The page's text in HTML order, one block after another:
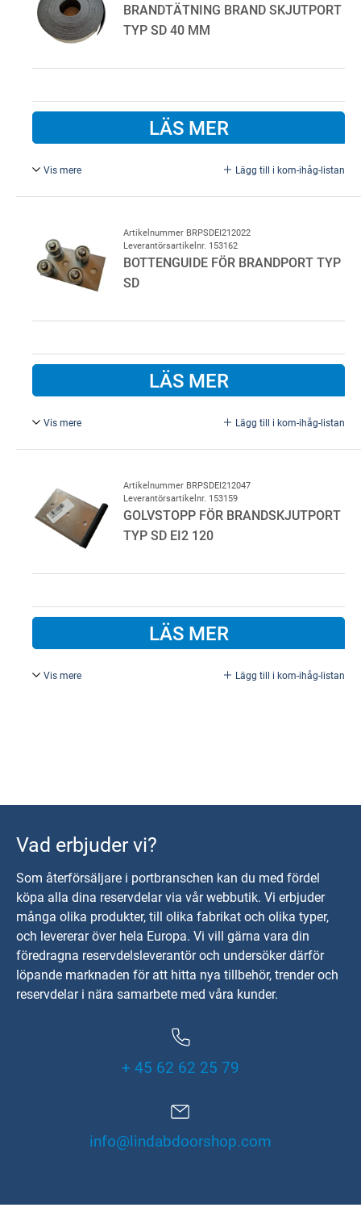
BRANDTÄTNING BRAND SKJUTPORT
TYP SD 40 MM
LÄS MER
Vis mere Lägg till i kom-ihåg-listan
Artikelnummer BRPSDEI212022
Leverantörsartikelnr. 153162
BOTTENGUIDE FÖR BRANDPORT TYP
SD
LÄS MER
Vis mere Lägg till i kom-ihåg-listan
Artikelnummer BRPSDEI212047
Leverantörsartikelnr. 153159
GOLVSTOPP FÖR BRANDSKJUTPORT
TYP SD EI2 120
LÄS MER
Vis mere Lägg till i kom-ihåg-listan
Vad erbjuder vi?
Som återförsäljare i portbranschen kan du med fördel
köpa alla dina reservdelar via vår webbutik. Vi erbjuder
många olika produkter, till olika fabrikat och olika typer,
och levererar över hela Europa. Vi vill gärna vara din
föredragna reservdelsleverantör och undersöker därför
löpande marknaden för att hitta nya tillbehör, trender och
reservdelar i nära samarbete med våra kunder.
+ 45 62 62 25 79
info@lindabdoorshop.com